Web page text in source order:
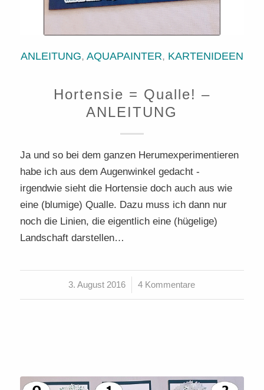
ANLEITUNG, AQUAPAINTER, KARTENIDEEN
Hortensie = Qualle! –
ANLEITUNG
Ja und so bei dem ganzen Herumexperimentieren
habe ich aus dem Augenwinkel gedacht -
irgendwie sieht die Hortensie doch auch aus wie
eine (blumige) Qualle. Dazu muss ich dann nur
noch die Linien, die eigentlich eine (hügelige)
Landschaft darstellen…
3. August 2016
/ 4 Kommentare